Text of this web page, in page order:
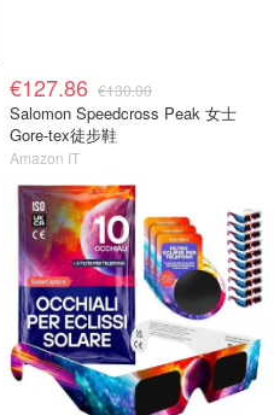
€127.86 €130.00
Salomon Speedcross Peak 女士
Gore-tex徒步鞋
Amazon IT